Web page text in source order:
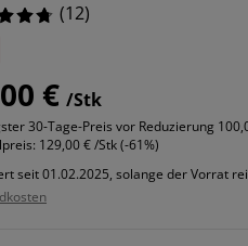
(12)
€ /Stk
30-Tage-Preis vor Reduzierung
129,00 € /Stk (-61%)
seit 01.02.2025, solange der Vorrat